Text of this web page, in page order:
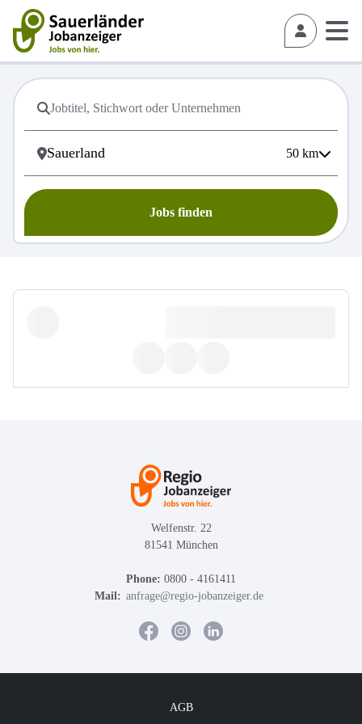
50 km
Jobs finden
Welfenstr. 22
81541 München
Phone: 0800 - 4161411
Mail: anfrage@regio-jobanzeiger.de
AGB